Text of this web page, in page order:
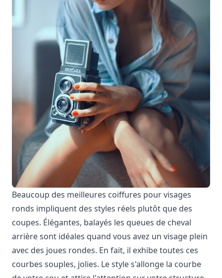
Beaucoup des meilleures coiffures pour visages
ronds impliquent des styles réels plutôt que des
coupes. Élégantes, balayés les queues de cheval
arrière sont idéales quand vous avez un visage plein
avec des joues rondes. En fait, il exhibe toutes ces
courbes souples, jolies. Le style s'allonge la courbe